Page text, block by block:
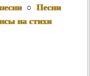
○ Песни
на стихи